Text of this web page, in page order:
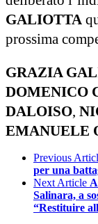
GALIOTTA
prossima
GRAZIA
DOMENICO
DALOISO,
EMANUELE
Previous
per una
Next Article
Salinara, a
“Restituire